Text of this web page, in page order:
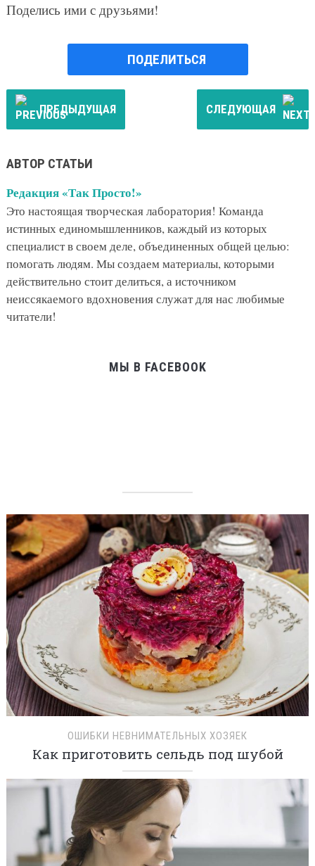
Поделись ими с друзьями!
ПОДЕЛИТЬСЯ
ПРЕДЫДУЩАЯ СЛЕДУЮЩАЯ
АВТОР СТАТЬИ
Редакция «Так Просто!»
Это настоящая творческая лаборатория! Команда
истинных единомышленников, каждый из которых
специалист в своем деле, объединенных общей целью:
помогать людям. Мы создаем материалы, которыми
действительно стоит делиться, а источником
неиссякаемого вдохновения служат для нас любимые
читатели!
МЫ В FACEBOOK
ОШИБКИ НЕВНИМАТЕЛЬНЫХ ХОЗЯЕК
Как приготовить сельдь под шубой